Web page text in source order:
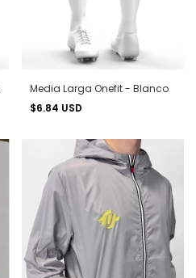
Media Larga Onefit - Blanco
$6.84 USD